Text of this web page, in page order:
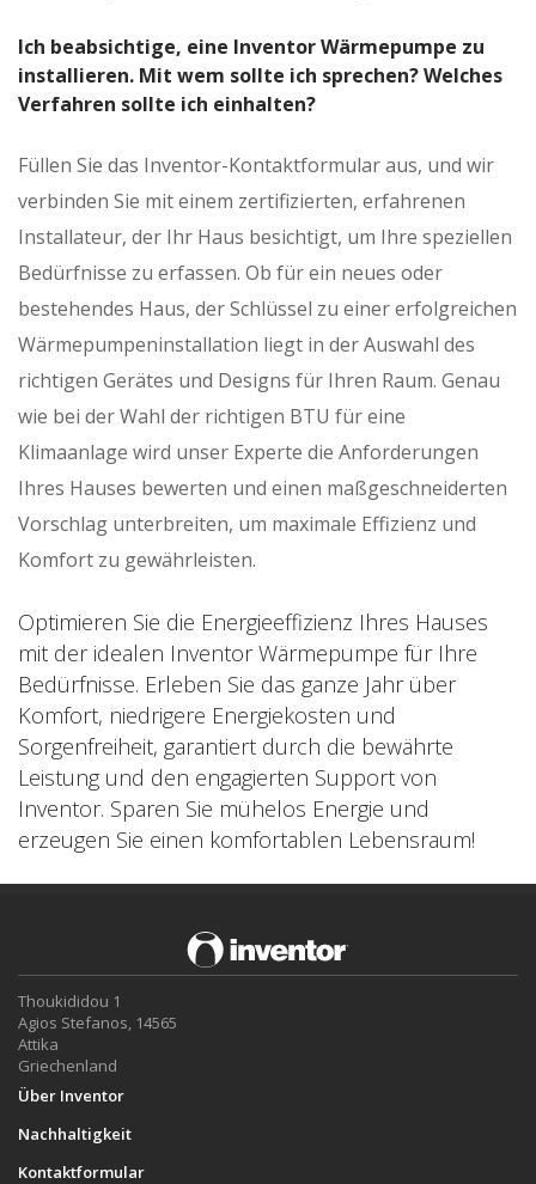
Ich beabsichtige, eine Inventor Wärmepumpe zu
installieren. Mit wem sollte ich sprechen? Welches
Verfahren sollte ich einhalten?
Füllen Sie das Inventor-Kontaktformular aus, und wir
verbinden Sie mit einem zertifizierten, erfahrenen
Installateur, der Ihr Haus besichtigt, um Ihre speziellen
Bedürfnisse zu erfassen. Ob für ein neues oder
bestehendes Haus, der Schlüssel zu einer erfolgreichen
Wärmepumpeninstallation liegt in der Auswahl des
richtigen Gerätes und Designs für Ihren Raum. Genau
wie bei der Wahl der richtigen BTU für eine
Klimaanlage wird unser Experte die Anforderungen
Ihres Hauses bewerten und einen maßgeschneiderten
Vorschlag unterbreiten, um maximale Effizienz und
Komfort zu gewährleisten.
Optimieren Sie die Energieeffizienz Ihres Hauses
mit der idealen Inventor Wärmepumpe für Ihre
Bedürfnisse. Erleben Sie das ganze Jahr über
Komfort, niedrigere Energiekosten und
Sorgenfreiheit, garantiert durch die bewährte
Leistung und den engagierten Support von
Inventor. Sparen Sie mühelos Energie und
erzeugen Sie einen komfortablen Lebensraum!
Thoukididou 1
Agios Stefanos, 14565
Attika
Griechenland
Über Inventor
Nachhaltigkeit
Kontaktformular